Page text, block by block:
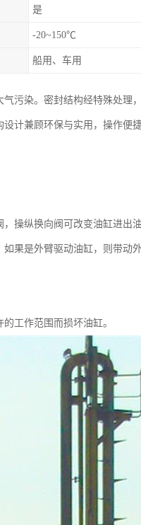
是
-20~150℃
船用、车用
污染。密封结构经特殊处理
计兼顾环保与实用，操作便捷
操纵换向阀可改变油缸进出
果是外臂驱动油缸，则带动
工作范围而损坏油缸。